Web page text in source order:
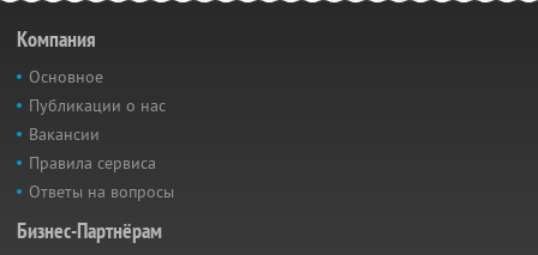
Компания
Основное
Публикации о нас
Вакансии
Правила сервиса
Ответы на вопросы
Бизнес-Партнёрам